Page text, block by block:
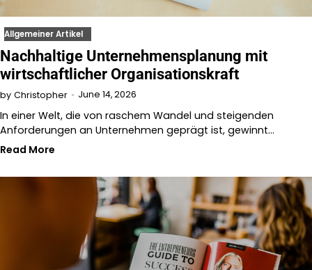
Allgemeiner Artikel
Nachhaltige Unternehmensplanung mit
wirtschaftlicher Organisationskraft
by Christopher June 14, 2026
In einer Welt, die von raschem Wandel und steigenden
Anforderungen an Unternehmen geprägt ist, gewinnt…
Read More